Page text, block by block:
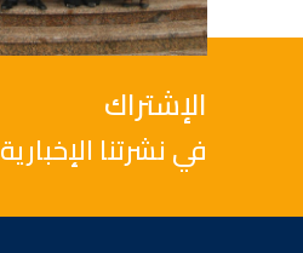
الإشتراك
في نشرتنا الإخبارية